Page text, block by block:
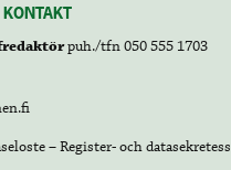
puh./tfn 050 555 1703
– Register- och datasekretess